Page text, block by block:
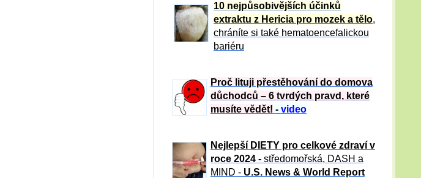
10 nejpůsobivějších účinků
extraktu z Hericia pro mozek a tělo,
chráníte si také hematoencefalickou
bariéru
Proč lituji přestěhování do domova
důchodců – 6 tvrdých pravd, které
musíte vědět! - video
Nejlepší DIETY pro celkové zdraví v
roce 2024 - středomořská, DASH a
MIND - U.S. News & World Report